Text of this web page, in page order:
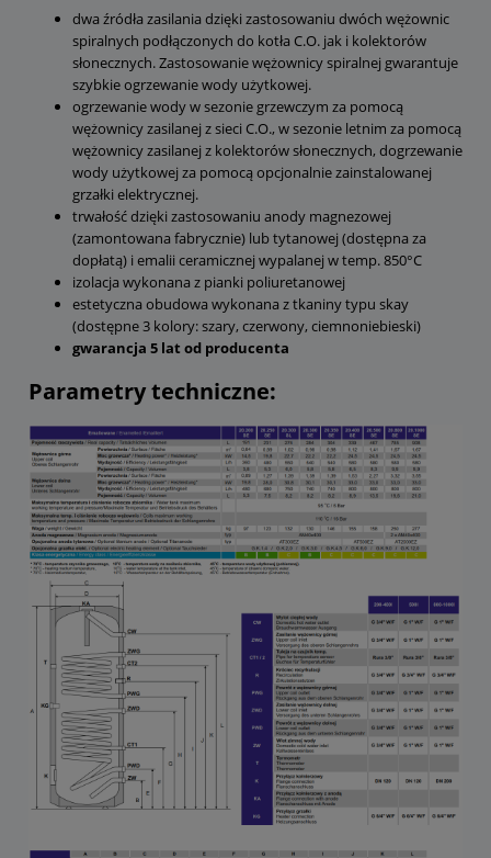
dwa źródła zasilania dzięki zastosowaniu dwóch wężownic
spiralnych podłączonych do kotła C.O. jak i kolektorów
słonecznych. Zastosowanie wężownicy spiralnej gwarantuje
szybkie ogrzewanie wody użytkowej.
ogrzewanie wody w sezonie grzewczym za pomocą
wężownicy zasilanej z sieci C.O., w sezonie letnim za pomocą
wężownicy zasilanej z kolektorów słonecznych, dogrzewanie
wody użytkowej za pomocą opcjonalnie zainstalowanej
grzałki elektrycznej.
trwałość dzięki zastosowaniu anody magnezowej
(zamontowana fabrycznie) lub tytanowej (dostępna za
dopłatą) i emalii ceramicznej wypalanej w temp. 850°C
izolacja wykonana z pianki poliuretanowej
estetyczna obudowa wykonana z tkaniny typu skay
(dostępne 3 kolory: szary, czerwony, ciemnoniebieski)
gwarancja 5 lat od producenta
Parametry techniczne: